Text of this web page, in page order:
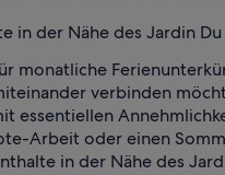
in der Nähe des Jardin
monatliche
verbinden
essentiellen
Arbeit oder einen
in der Nähe des